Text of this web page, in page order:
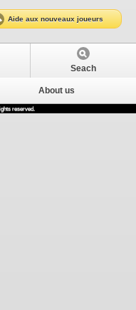
Aide aux nouveaux joueurs
Seach
About us
reserved.